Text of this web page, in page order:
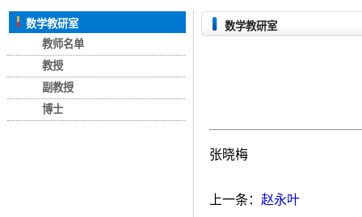
数学教研室
教师名单
教授
副教授
博士
数学教研室
张晓梅
上一条： 赵永叶